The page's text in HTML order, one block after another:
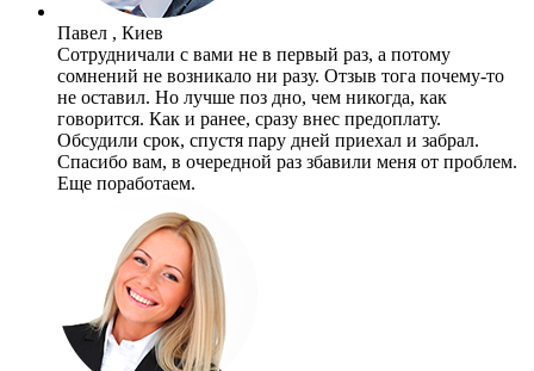
Павел , Киев
Сотрудничали с вами не в первый раз, а потому
сомнений не возникало ни разу. Отзыв тога почему-то
не оставил. Но лучше поз дно, чем никогда, как
говорится. Как и ранее, сразу внес предоплату.
Обсудили срок, спустя пару дней приехал и забрал.
Спасибо вам, в очередной раз збавили меня от проблем.
Еще поработаем.